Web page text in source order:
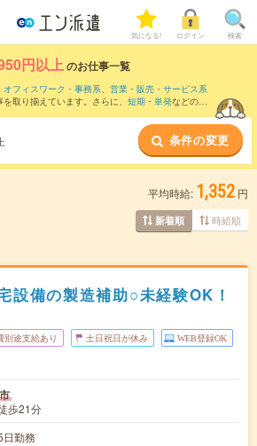
気になる! ログイン 検索
円以上のお仕事一覧
オフィスワーク・事務系、 営業・販売・サービス系
取り揃えています。さらに、 短期 ・ 単発などの期
人はこちら
賃金以上の求人のみを掲載しています。
条件の変更
平均時給: 1,352 円
新着順 時給順
設備の製造補助○未経験OK！
別途支給あり 土日祝日が休み WEB登録OK
歩21分
日勤務